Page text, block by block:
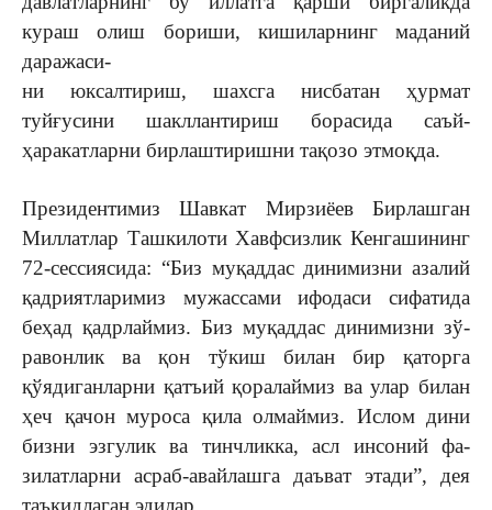
кураш олиш бориши, кишиларнинг маданий
даражаси-
ни юксалтириш, шахсга нис­батан ҳур­мат
туйғусини шакллантириш бора­сида саъй-
ҳаракатларни бирлашти­ришни та­қозо этмоқда.
Президентимиз Шавкат Мирзиёе­в Бир­лашган
Миллатлар Ташки­лоти Хавф­сиз­лик Кенгашининг
72-сессияси­да: “Биз муқаддас динимизни азалий
қад­рият­ларимиз мужассами ифодаси сифатида
беҳад қадр­лаймиз. Биз му­қаддас динимизни зў­
равонлик ва қон тўкиш билан бир қаторга
қўядиган­ларни қатъий қоралаймиз ва улар билан
ҳеч қачон муро­са қила олмаймиз. Ислом дини
бизни эзгулик ва тинчликка, асл инсоний фа­
зилатлар­ни асраб-авайлашга даъват этади”, дея
таъкидлаган эдилар.